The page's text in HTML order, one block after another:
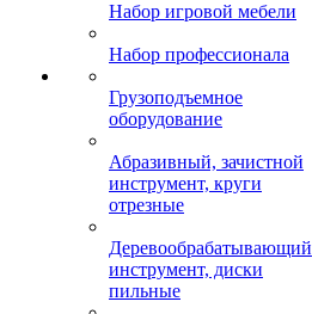
Набор игровой мебели
Набор профессионала
Грузоподъемное
оборудование
Абразивный, зачистной
инструмент, круги
отрезные
Деревообрабатывающий
инструмент, диски
пильные